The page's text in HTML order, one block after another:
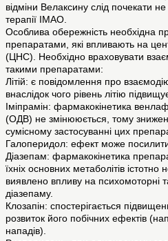
відміни Велаксину слід почекати
терапії ІМАО.
Особлива обережність необхідна
препаратами, які впливають на
(ЦНС). Необхідно враховувати
такими препаратами:
Літій: є повідомлення про
внаслідок чого рівень літію
Іміпрамін: фармакокінетика
(ОДВ) не змінююється, тому
сумісному застосуванні цих
Галоперидол: ефект може
Діазепам: фармакокінетика
їхніх основних метаболітів
виявлено впливу на психомоторні
діазепаму.
Клозапін: спостерігається
розвиток його побічних ефектів
нападів).